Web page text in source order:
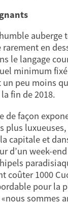
auberge
en
le langage
minimum
peu moins
fin de 2018.
de façon
plus
capitale et
d’un week-
coûter 1000
pour la
sommes